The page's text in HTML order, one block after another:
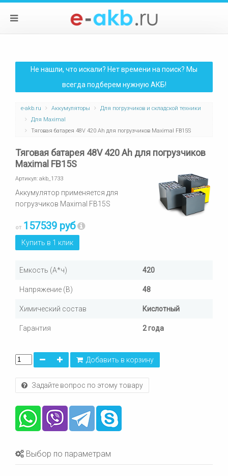
Не нашли, что искали? Нет времени на поиск? Мы
всегда подберем нужную АКБ!
e-akb.ru Аккумуляторы
Для погрузчиков и складской техники
Для Maximal
Тяговая батарея 48V 420 Ah для погрузчиков Maximal FB15S
Тяговая батарея 48V 420 Ah для погрузчиков
Maximal FB15S
Артикул: akb_1733
Аккумулятор применяется для
погрузчиков Maximal FB15S
от 157539 руб
Купить в 1 клик
Емкость (А*ч) 420
Напряжение (В) 48
Химический состав Кислотный
Гарантия 2 года
Добавить в корзину
Задайте вопрос по этому товару
Выбор по параметрам